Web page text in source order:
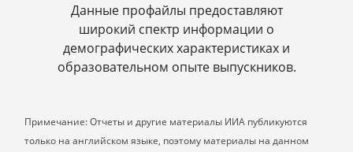
Данные профайлы предоставляют
широкий спектр информации о
демографических характеристиках и
образовательном опыте выпускников.
Примечание: Отчеты и другие материалы ИИА публикуются
только на английском языке, поэтому материалы на данном